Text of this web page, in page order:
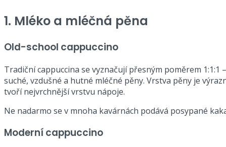
1. Mléko a mléčná pěna
Old-school cappuccino
Tradiční cappuccina se vyznačují přesným poměrem
suché, vzdušné a hutné mléčné pěny. Vrstva pěny je
tvoří nejvrchnější vrstvu nápoje.
Ne nadarmo se v mnoha kavárnách podává posypané
Moderní cappuccino